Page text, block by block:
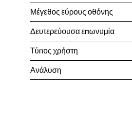
Μέγεθος εύρους οθόνης
Δευτερεύουσα επωνυμία
Τύπος χρήστη
Ανάλυση